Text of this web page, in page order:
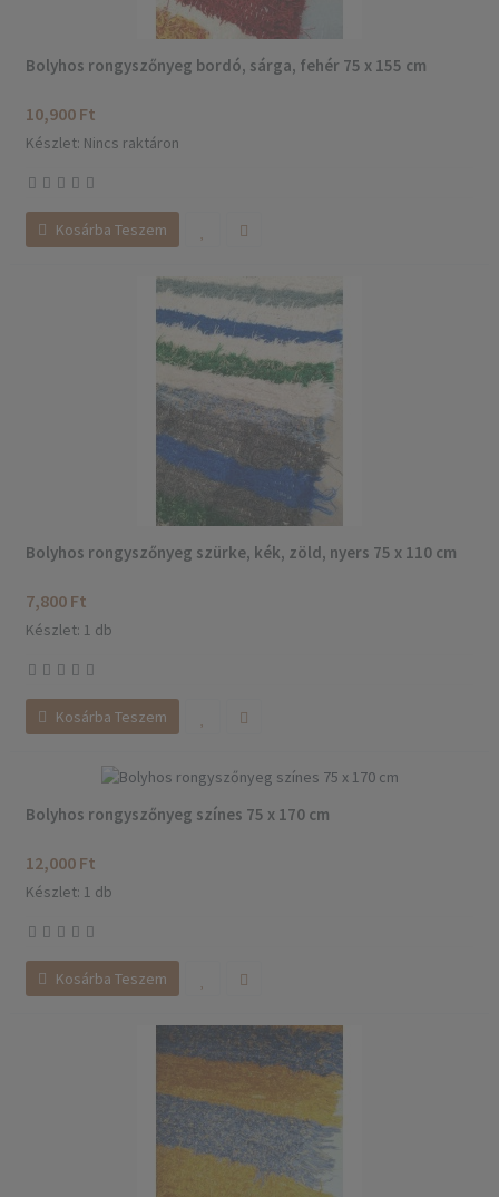
Bolyhos rongyszőnyeg bordó, sárga, fehér 75 x 155 cm
10,900 Ft
Készlet: Nincs raktáron
Kosárba Teszem
Bolyhos rongyszőnyeg szürke, kék, zöld, nyers 75 x 110 cm
7,800 Ft
Készlet: 1 db
Kosárba Teszem
Bolyhos rongyszőnyeg színes 75 x 170 cm
12,000 Ft
Készlet: 1 db
Kosárba Teszem